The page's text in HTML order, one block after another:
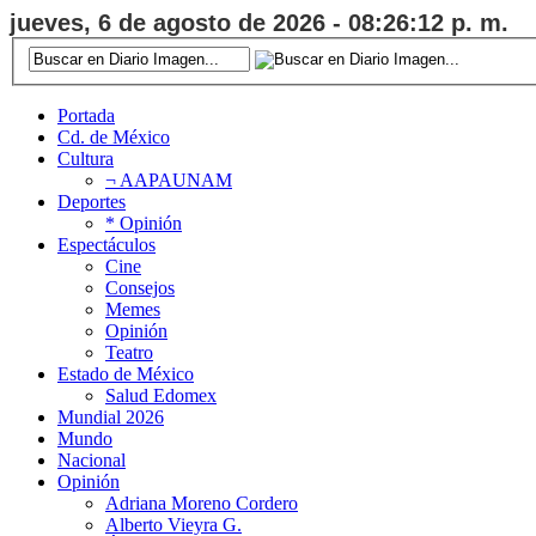
jueves, 6 de agosto de 2026 - 08:26:13 p. m.
Portada
Cd. de México
Cultura
¬ AAPAUNAM
Deportes
* Opinión
Espectáculos
Cine
Consejos
Memes
Opinión
Teatro
Estado de México
Salud Edomex
Mundial 2026
Mundo
Nacional
Opinión
Adriana Moreno Cordero
Alberto Vieyra G.